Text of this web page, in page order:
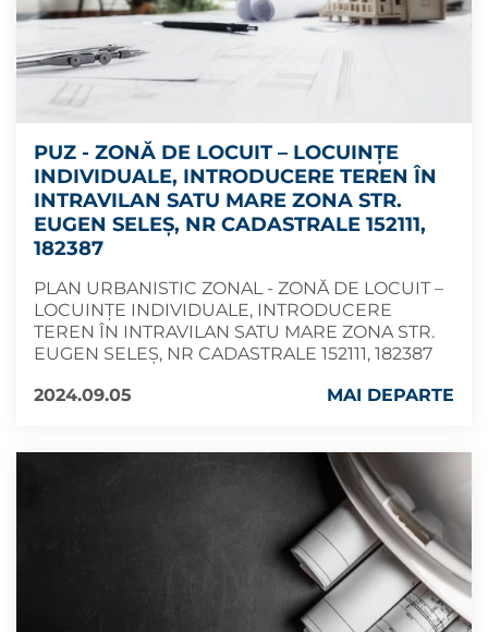
PUZ - ZONĂ DE LOCUIT – LOCUINȚE
INDIVIDUALE, INTRODUCERE TEREN ÎN
INTRAVILAN SATU MARE ZONA STR.
EUGEN SELEȘ, NR CADASTRALE 152111,
182387
PLAN URBANISTIC ZONAL - ZONĂ DE LOCUIT –
LOCUINȚE INDIVIDUALE, INTRODUCERE
TEREN ÎN INTRAVILAN SATU MARE ZONA STR.
EUGEN SELEȘ, NR CADASTRALE 152111, 182387
2024.09.05
MAI DEPARTE